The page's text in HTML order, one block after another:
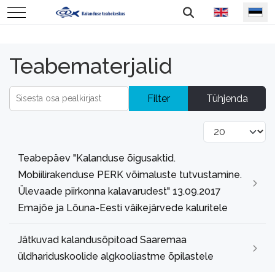
Mobile Menu Toggle Vali keel
Teabematerjalid
Sisesta osa pealkirjast Filter Tühjenda
Näita korraga
Teabepäev "Kalanduse õigusaktid.
Mobiilirakenduse PERK võimaluste tutvustamine.
Ülevaade piirkonna kalavarudest" 13.09.2017
Emajõe ja Lõuna-Eesti väikejärvede kaluritele
Jätkuvad kalandusõpitoad Saaremaa
üldhariduskoolide algkooliastme õpilastele